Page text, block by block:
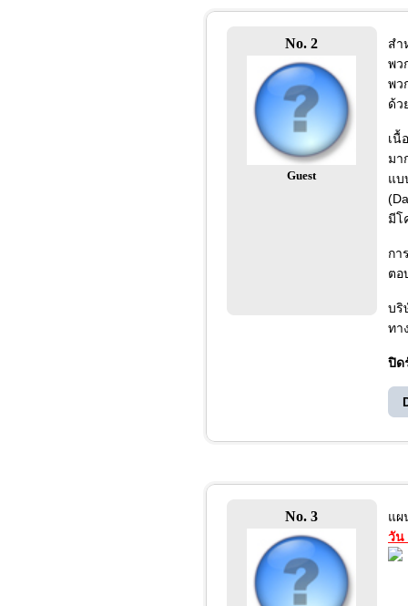
No. 2
Guest
สำ
พว
พว
ด้ว
เนื้
มา
แบ
มีโ
กา
ตอ
บริ
ทา
ปิด
No. 3
แผ
วัน